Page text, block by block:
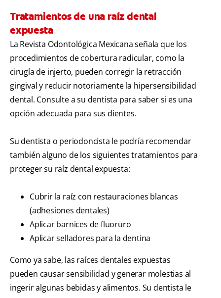
Tratamientos de una raíz dental
expuesta
La Revista Odontológica Mexicana señala que los
procedimientos de cobertura radicular, como la
cirugía de injerto, pueden corregir la retracción
gingival y reducir notoriamente la hipersensibilidad
dental. Consulte a su dentista para saber si es una
opción adecuada para sus dientes.
Su dentista o periodoncista le podría recomendar
también alguno de los siguientes tratamientos para
proteger su raíz dental expuesta:
Cubrir la raíz con restauraciones blancas
(adhesiones dentales)
Aplicar barnices de fluoruro
Aplicar selladores para la dentina
Como ya sabe, las raíces dentales expuestas
pueden causar sensibilidad y generar molestias al
ingerir algunas bebidas y alimentos. Su dentista le